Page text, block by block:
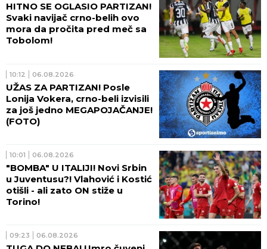
HITNO SE OGLASIO PARTIZAN!
Svaki navijač crno-belih ovo
mora da pročita pred meč sa
Tobolom!
10:12 06.08.2026
UŽAS ZA PARTIZAN! Posle
Lonija Vokera, crno-beli izvisili
za još jedno MEGAPOJAČANJE!
(FOTO)
10:01 06.08.2026
"BOMBA" U ITALIJI! Novi Srbin
u Juventusu?! Vlahović i Kostić
otišli - ali zato ON stiže u
Torino!
09:23 06.08.2026